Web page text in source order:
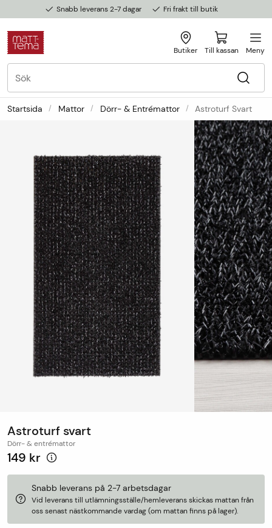
Snabb leverans 2-7 dagar Fri frakt till butik
Butiker Till kassan Meny
Startsida Mattor Dörr- & Entrémattor Astroturf Svart
Astroturf svart
Dörr- & entrémattor
149 kr
Snabb leverans på 2-7 arbetsdagar
Vid leverans till utlämningsställe/hemleverans skickas mattan från
oss senast nästkommande vardag (om mattan finns på lager).